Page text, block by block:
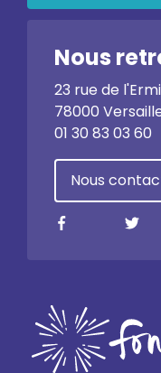
Nous
23 rue de
78000
01 30 83 03 60
Nous